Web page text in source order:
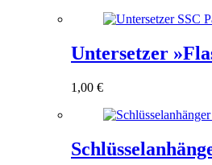
Untersetzer
1,00 €